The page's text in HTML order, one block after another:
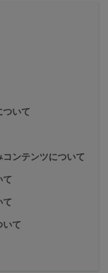
ついて
ンテンツについて
て
て
いて